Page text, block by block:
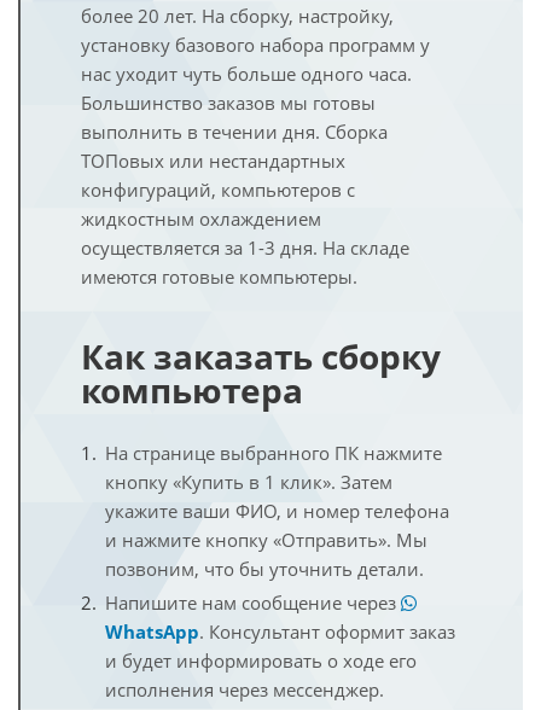
более 20 лет. На сборку, настройку,
установку базового набора программ у
нас уходит чуть больше одного часа.
Большинство заказов мы готовы
выполнить в течении дня. Сборка
ТОПовых или нестандартных
конфигураций, компьютеров с
жидкостным охлаждением
осуществляется за 1-3 дня. На складе
имеются готовые компьютеры.
Как заказать сборку
компьютера
На странице выбранного ПК нажмите
кнопку «Купить в 1 клик». Затем
укажите ваши ФИО, и номер телефона
и нажмите кнопку «Отправить». Мы
позвоним, что бы уточнить детали.
Напишите нам сообщение через
WhatsApp. Консультант оформит заказ
и будет информировать о ходе его
исполнения через мессенджер.